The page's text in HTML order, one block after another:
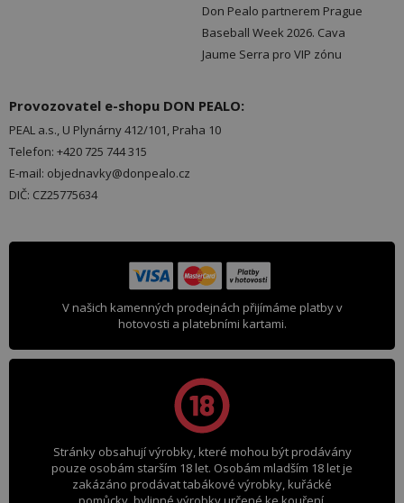
Don Pealo partnerem Prague
Baseball Week 2026. Cava
Jaume Serra pro VIP zónu
Provozovatel e-shopu DON PEALO:
PEAL a.s., U Plynárny 412/101, Praha 10
Telefon: +420 725 744 315
E-mail: objednavky@donpealo.cz
DIČ: CZ25775634
V našich kamenných prodejnách přijímáme platby v
hotovosti a platebními kartami.
Stránky obsahují výrobky, které mohou být prodávány
pouze osobám starším 18 let. Osobám mladším 18 let je
zakázáno prodávat tabákové výrobky, kuřácké